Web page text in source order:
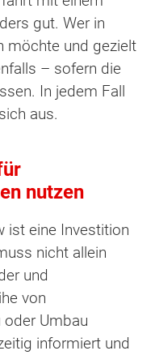
gut. Wer in
möchte und gezielt
– sofern die
In jedem Fall
aus.
nutzen
ist eine Investition
nicht allein
und
von
oder Umbau
informiert und